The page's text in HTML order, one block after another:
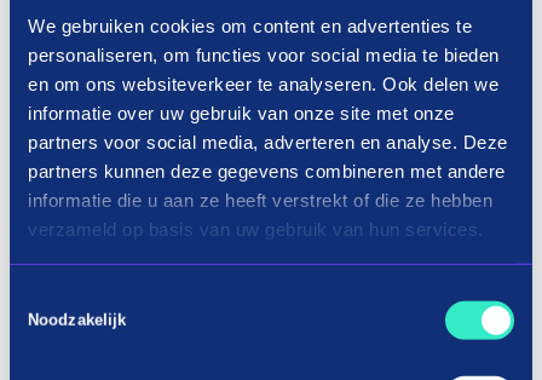
We gebruiken cookies om content en advertenties te
personaliseren, om functies voor social media te bieden
en om ons websiteverkeer te analyseren. Ook delen we
informatie over uw gebruik van onze site met onze
partners voor social media, adverteren en analyse. Deze
partners kunnen deze gegevens combineren met andere
informatie die u aan ze heeft verstrekt of die ze hebben
verzameld op basis van uw gebruik van hun services.
Noodzakelijk